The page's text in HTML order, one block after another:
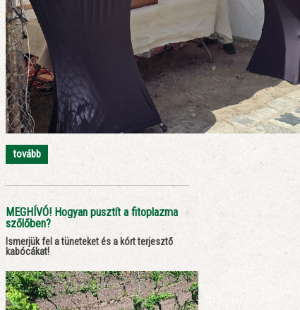
tovább
MEGHÍVÓ! Hogyan pusztít a fitoplazma
szőlőben?
Ismerjük fel a tüneteket és a kórt terjesztő
kabócákat!